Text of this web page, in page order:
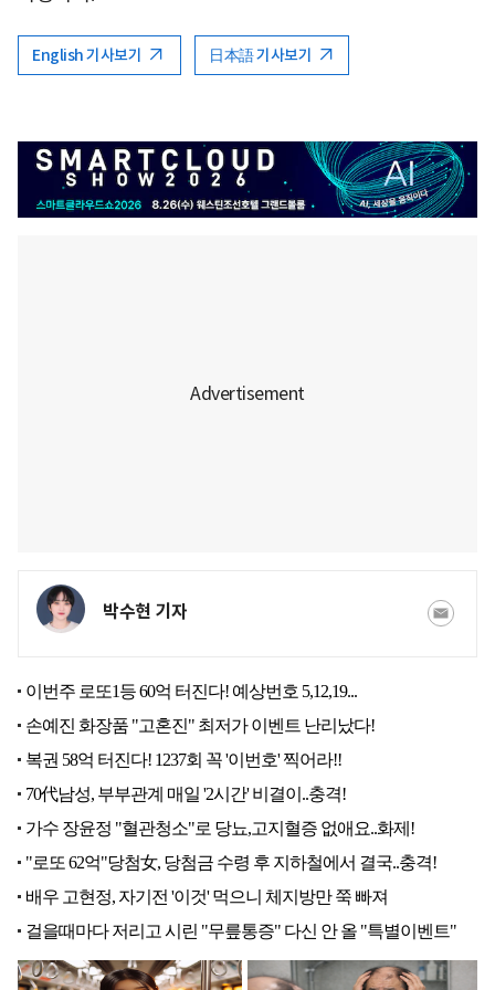
English 기사보기 日本語 기사보기
박수현 기자